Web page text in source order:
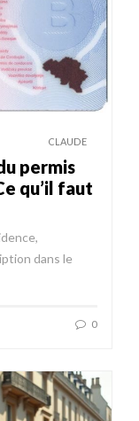
CLAUDE
permis
qu’il faut
dans le
0